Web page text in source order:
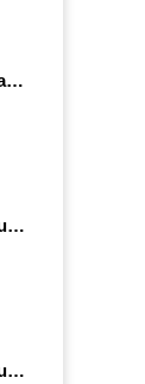
Instala MakeCode Arcade para trabajar offline en tu tablet, ordenador, Chromebook
Programa con OctoStudio, un juego de disparos contra Zombies con un cargador basado en el House of the dead
Programa con OctoStudio, un juego homenajeando al House of the dead con Zombies